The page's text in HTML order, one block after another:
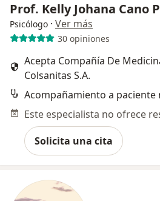
Prof. Kelly Johana Cano
Psicólogo · Ver más
30 opiniones
Acepta Compañía De
Colsanitas S.A.
Solicita una cita